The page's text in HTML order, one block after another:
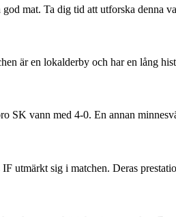
mat. Ta dig tid att utforska denna
är en lokalderby och har en lång
SK vann med 4-0. En annan
utmärkt sig i matchen. Deras